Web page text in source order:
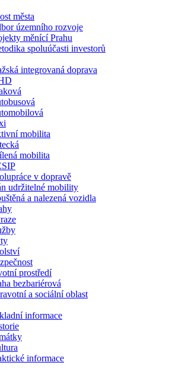
města
územního rozvoje
měnící Prahu
spoluúčasti investorů
integrovaná doprava
mobilita
mobilita
v dopravě
udržitelné mobility
a nalezená vozidla
prostředí
bezbariérová
a sociální oblast
informace
informace